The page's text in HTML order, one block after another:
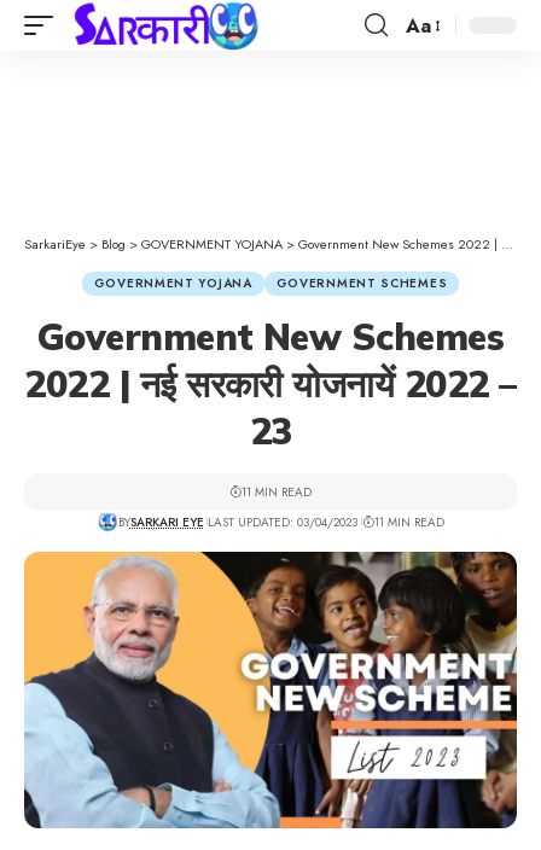
Aa
SarkariEye > Blog >GOVERNMENT YOJANA >Government New Schemes 2022 | नई सरकारी योजनायें 2022 – 23
GOVERNMENT YOJANA GOVERNMENT SCHEMES
Government New Schemes
2022 | नई सरकारी योजनायें 2022 –
23
BYSARKARI EYE LAST UPDATED: 03/04/2023 11 MIN READ
11 MIN READ